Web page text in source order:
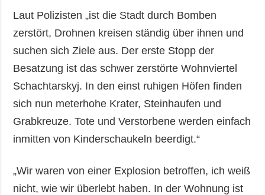
Laut Polizisten „ist die Stadt durch Bomben
zerstört, Drohnen kreisen ständig über ihnen und
suchen sich Ziele aus. Der erste Stopp der
Besatzung ist das schwer zerstörte Wohnviertel
Schachtarskyj. In den einst ruhigen Höfen finden
sich nun meterhohe Krater, Steinhaufen und
Grabkreuze. Tote und Verstorbene werden einfach
inmitten von Kinderschaukeln beerdigt.“
„Wir waren von einer Explosion betroffen, ich weiß
nicht, wie wir überlebt haben. In der Wohnung ist